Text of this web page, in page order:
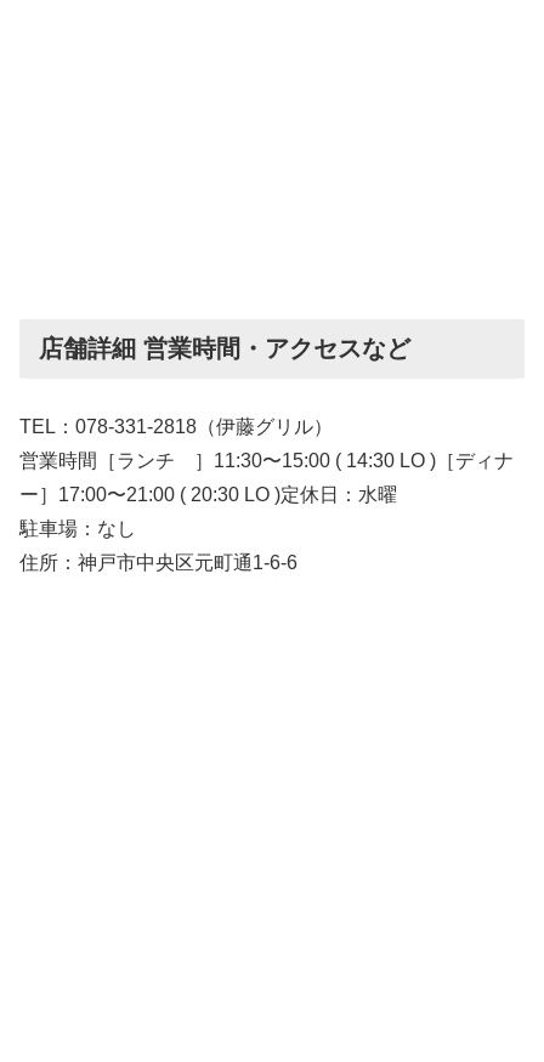
店舗詳細 営業時間・アクセスなど
TEL：078-331-2818（伊藤グリル）
営業時間［ランチ ］11:30〜15:00 ( 14:30 LO )［ディナ
ー］17:00〜21:00 ( 20:30 LO )定休日：水曜
駐車場：なし
住所：神戸市中央区元町通1-6-6